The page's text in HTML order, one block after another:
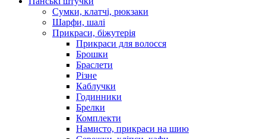
Сумки, клатчі, рюкзаки
Шарфи, шалі
Прикраси, біжутерія
Прикраси для волосся
Брошки
Браслети
Різне
Каблучки
Годинники
Брелки
Комплекти
Намисто, прикраси на шию